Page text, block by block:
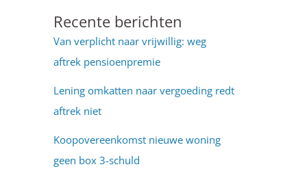
Recente berichten
Van verplicht naar vrijwillig: weg
aftrek pensioenpremie
Lening omkatten naar vergoeding redt
aftrek niet
Koopovereenkomst nieuwe woning
geen box 3-schuld